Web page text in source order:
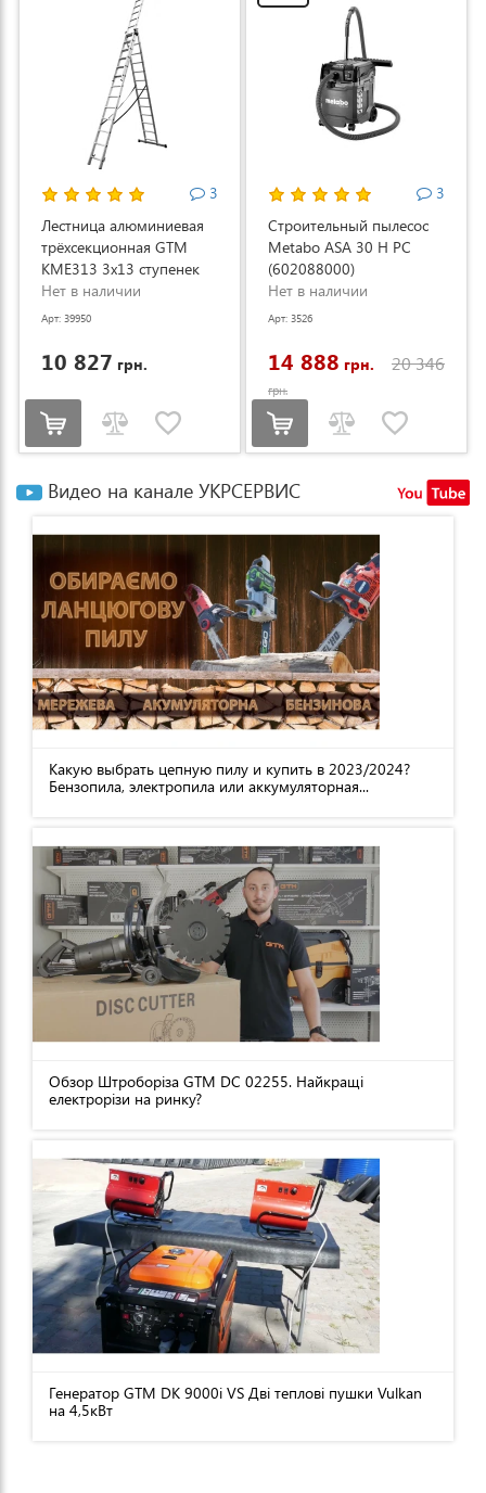
3
Лестница алюминиевая
трёхсекционная GTM
KME313 3x13 ступенек
3.53-8.93м (KME313)
Нет в наличии
Арт: 39950
10 827 грн.
3
Строительный пылесос
Metabo ASA 30 H PC
(602088000)
Нет в наличии
Арт: 3526
14 888 грн. 20 346
грн.
Видео на канале УКРСЕРВИС
Какую выбрать цепную пилу и купить в 2023/2024?
Бензопила, электропила или аккумуляторная...
Обзор Штроборіза GTM DC 02255. Найкращі
електрорізи на ринку?
Генератор GTM DK 9000i VS Дві теплові пушки Vulkan
на 4,5кВт